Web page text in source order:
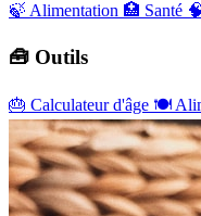
🍃 Alimentation 🏥 Santé
🧰 Outils
🎂 Calculateur d'âge 🍽️